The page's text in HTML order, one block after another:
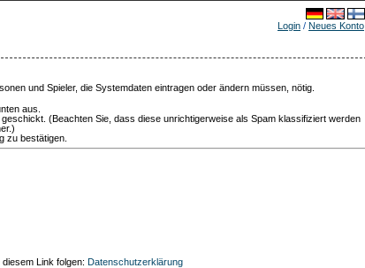
Login / Neues Konto
und Spieler, die Systemdaten eintragen oder ändern müssen, nötig.
aus.
(Beachten Sie, dass diese unrichtigerweise als Spam klassifiziert werden
zu bestätigen.
Link folgen: Datenschutzerklärung